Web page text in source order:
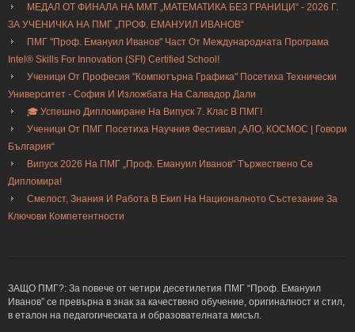
МЕДАЛ ОТ ФИНАЛА НА ММТ „МАТЕМАТИКА БЕЗ ГРАНИЦИ“ - 2026 Г.
ЗА УЧЕНИЧКА НА ПМГ „ПРОФ. ЕМАНУИЛ ИВАНОВ“
ПМГ "Проф. Емануил Иванов" Част От Международната Програма
Intel® Skills For Innovation (SFI) Certified School!
Ученици От Професия "Компютърна Графика" Посетиха Технически
Университет - София И Изложбата На Салвадор Дали
🎓 Успешно Дипломиране На Випуск 7. Клас В ПМГ!
Ученици От ПМГ Посетиха Научния Фестивал „АЛО, КОСМОС | Говори
България“
Випуск 2026 На ПМГ „Проф. Емануил Иванов“ Тържествено Се
Дипломира!
Смелост, Знания И Работа В Екип На Националното Състезание За
Ключови Компетентности
ЗАЩО ПМГ?: За повече от четири десетилетия ПМГ “Проф. Емануил
Иванов” се превърна в знак за качествено обучение, оригиналност и стил,
в еталон на педагогическата и образователната мисъл.